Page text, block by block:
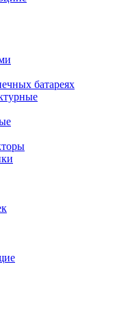
батареях